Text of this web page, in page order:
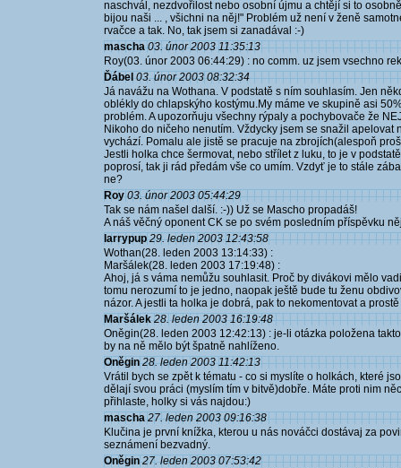
naschvál, nezdvořilost nebo osobní újmu a chtějí si to
bijou naši ... , všichni na něj!" Problém už není v ženě
rvačce a tak. No, tak jsem si zanadával :-)
mascha 03. únor 2003 11:35:13
Roy(03. únor 2003 06:44:29) : no comm. uz jsem vsechno
Ďábel 03. únor 2003 08:32:34
Já navážu na Wothana. V podstatě s ním souhlasím. Jen
oblékly do chlapskýho kostýmu.My máme ve skupině asi
problém. A upozorňuju všechny rýpaly a pochybovače že
Nikoho do ničeho nenutím. Vždycky jsem se snažil
vychází. Pomalu ale jistě se pracuje na zbrojích(alespoň
Jestli holka chce šermovat, nebo střílet z luku, to je v
poprosí, tak ji rád předám vše co umím. Vzdyť je to stále
ne?
Roy 03. únor 2003 05:44:29
Tak se nám našel další. :-)) Už se Mascho propadáš!
A náš věčný oponent CK se po svém posledním příspěvku
larrypup 29. leden 2003 12:43:58
Wothan(28. leden 2003 13:14:33) :
Maršálek(28. leden 2003 17:19:48) :
Ahoj, já s váma nemůžu souhlasit. Proč by divákovi mělo
tomu nerozumí to je jedno, naopak ještě bude tu ženu
názor. A jestli ta holka je dobrá, pak to nekomentovat a
Maršálek 28. leden 2003 16:19:48
Oněgin(28. leden 2003 12:42:13) : je-li otázka položena
by na ně mělo být špatně nahlíženo.
Oněgin 28. leden 2003 11:42:13
Vrátil bych se zpět k tématu - co si myslíte o holkách, které
dělají svou práci (myslím tím v bitvě)dobře. Máte proti nim
přihlaste, holky si vás najdou:)
mascha 27. leden 2003 09:16:38
Klučina je první knížka, kterou u nás nováčci dostávaj za
seznámení bezvadný.
Oněgin 27. leden 2003 07:53:42